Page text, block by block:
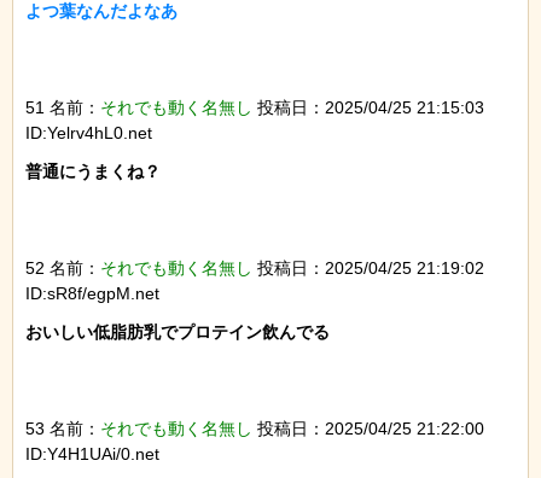
よつ葉なんだよなあ
51 名前： それでも動く名無し 投稿日：2025/04/25 21:15:03
ID:Yelrv4hL0.net
普通にうまくね？
52 名前： それでも動く名無し 投稿日：2025/04/25 21:19:02
ID:sR8f/egpM.net
おいしい低脂肪乳でプロテイン飲んでる
53 名前： それでも動く名無し 投稿日：2025/04/25 21:22:00
ID:Y4H1UAi/0.net